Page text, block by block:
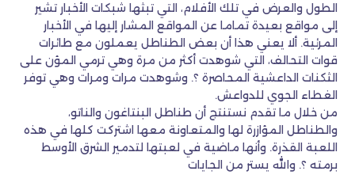
الطول والعرض في تلك الأفلام، التي تبثها شبكات الأخبار تشير
إلى مواقع بعيدة تماما عن المواقع المشار إليها في الأخبار
المرئية. ألا يعني هذا أن بعض الطناطل يعملون مع طائرات
قوات التحالف، التي شوهدت أكثر من مرة وهي ترمي المؤن على
الثكنات الداعشية المحاصرة ؟. وشوهدت مرات ومرات وهي توفر
الغطاء الجوي للدواعش.
من خلال ما تقدم نستنتج أن طناطل البنتاغون والناتو،
والطناطل المؤازرة لها والمتعاونة معها اشتركت كلها في هذه
اللعبة القذرة. وأنها ماضية في لعبتها لتدمير الشرق الأوسط
برمته ؟. والله يستر من الجايات